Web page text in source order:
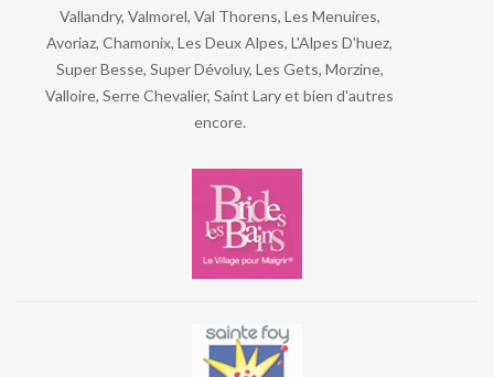
Vallandry, Valmorel, Val Thorens, Les Menuires,
Avoriaz, Chamonix, Les Deux Alpes, L'Alpes D'huez,
Super Besse, Super Dévoluy, Les Gets, Morzine,
Valloire, Serre Chevalier, Saint Lary et bien d'autres
encore.